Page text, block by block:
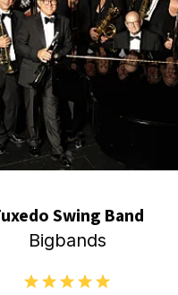
Swing Band
Bigbands